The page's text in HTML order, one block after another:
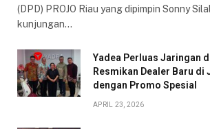
(DPD) PROJO Riau yang dipimpin Sonny
kunjungan…
Yadea Perluas Jaringan
Resmikan Dealer Baru di
dengan Promo Spesial
APRIL 23, 2026